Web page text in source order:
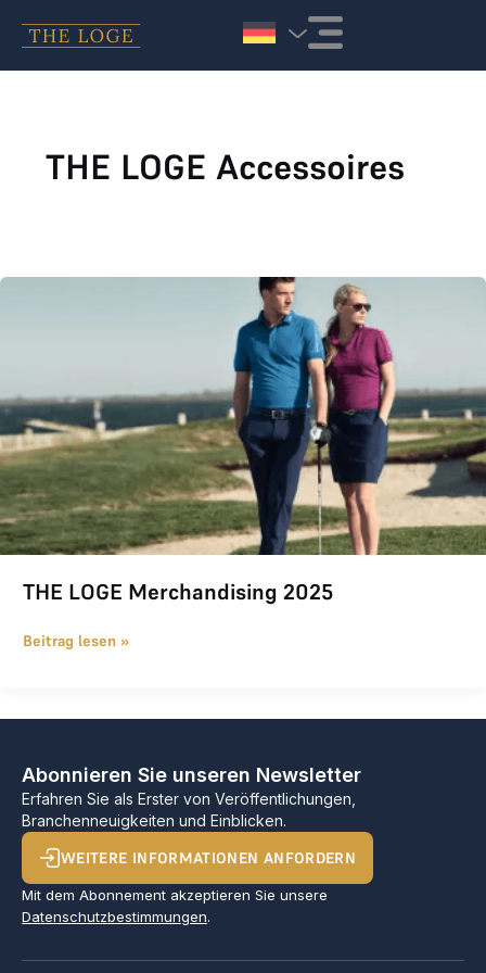
THE LOGE Accessoires
THE LOGE Merchandising 2025
Beitrag lesen »
Abonnieren Sie unseren Newsletter
Erfahren Sie als Erster von Veröffentlichungen,
Branchenneuigkeiten und Einblicken.
WEITERE INFORMATIONEN ANFORDERN
Mit dem Abonnement akzeptieren Sie unsere
Datenschutzbestimmungen.